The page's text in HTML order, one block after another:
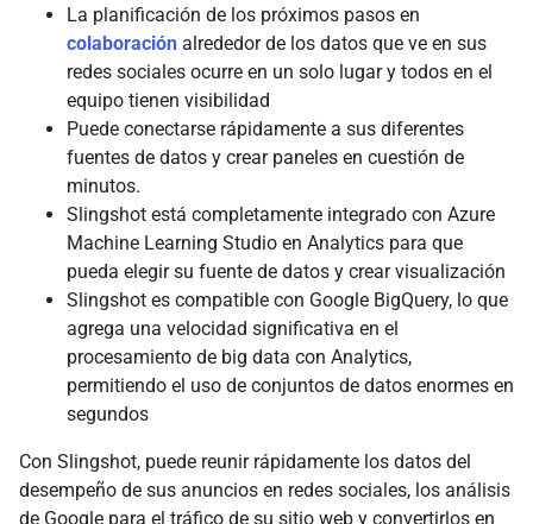
La planificación de los próximos pasos en
colaboración alrededor de los datos que ve en sus
redes sociales ocurre en un solo lugar y todos en el
equipo tienen visibilidad
Puede conectarse rápidamente a sus diferentes
fuentes de datos y crear paneles en cuestión de
minutos.
Slingshot está completamente integrado con Azure
Machine Learning Studio en Analytics para que
pueda elegir su fuente de datos y crear visualización
Slingshot es compatible con Google BigQuery, lo que
agrega una velocidad significativa en el
procesamiento de big data con Analytics,
permitiendo el uso de conjuntos de datos enormes en
segundos
Con Slingshot, puede reunir rápidamente los datos del
desempeño de sus anuncios en redes sociales, los análisis
de Google para el tráfico de su sitio web y convertirlos en